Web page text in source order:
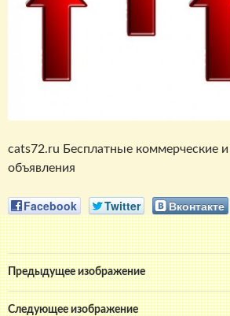
cats72.ru Бесплатные коммерческие
объявления
Facebook Twitter Вконтакте
Предыдущее изображение
Следующее изображение